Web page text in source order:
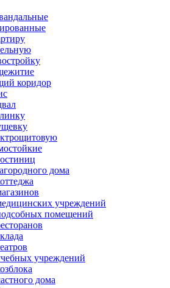
коридор
дома
учреждений
помещений
учреждений
дома